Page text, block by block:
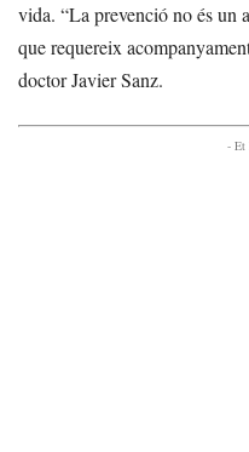
vida. “La prevenció no és un
que requereix
doctor Javier Sanz.
- Et